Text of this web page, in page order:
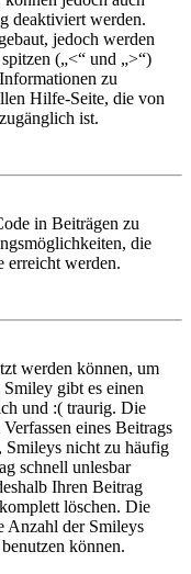
deaktiviert werden.
jedoch werden
(„<“ und „>“)
zu
Hilfe-Seite, die von
ist.
in Beiträgen zu
die
werden.
werden können, um
gibt es einen
und :( traurig. Die
eines Beitrags
Smileys nicht zu häufig
schnell unlesbar
Ihren Beitrag
löschen. Die
Anzahl der Smileys
können.